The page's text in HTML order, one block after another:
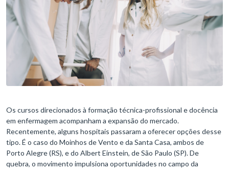
Os cursos direcionados à formação técnica-profissional e docência
em enfermagem acompanham a expansão do mercado.
Recentemente, alguns hospitais passaram a oferecer opções desse
tipo. É o caso do Moinhos de Vento e da Santa Casa, ambos de
Porto Alegre (RS), e do Albert Einstein, de São Paulo (SP). De
quebra, o movimento impulsiona oportunidades no campo da